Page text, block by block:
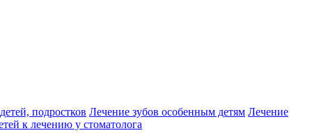
подростков Лечение зубов особенным детям Лечение
к лечению у стоматолога